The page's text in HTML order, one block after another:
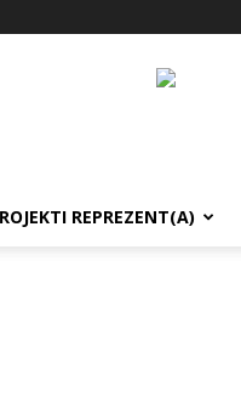
REPREZENT(A)